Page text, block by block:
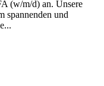
(w/m/d) an. Unsere
spannenden und